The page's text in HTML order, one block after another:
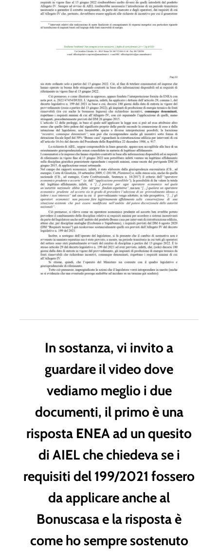
In sostanza, vi invito a
guardare il video dove
vediamo meglio i due
documenti, il primo è una
risposta ENEA ad un quesito
di AIEL che chiedeva se i
requisiti del 199/2021 fossero
da applicare anche al
Bonuscasa e la risposta è
come ho sempre sostenuto